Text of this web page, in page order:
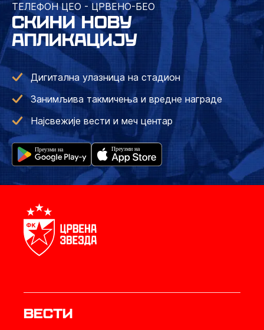
ТЕЛЕФОН ЦЕО - ЦРВЕНО-БЕО
СКИНИ НОВУ
АПЛИКАЦИЈУ
Дигитална улазница на стадион
Занимљива такмичења и вредне награде
Најсвежије вести и меч центар
Вести